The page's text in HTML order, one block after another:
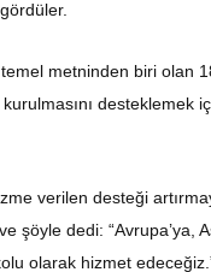
metninden biri olan
verilen desteği
şöyle dedi: “Avrupa’ya,
olarak hizmet